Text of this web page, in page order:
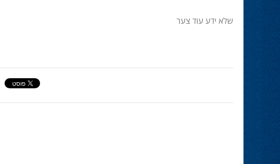
שלא ידע עוד צער